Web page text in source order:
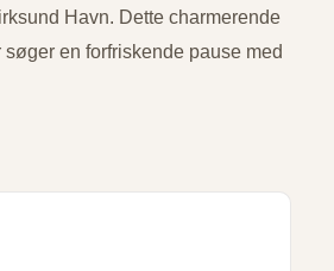
Havn. Dette charmerende
en forfriskende pause med